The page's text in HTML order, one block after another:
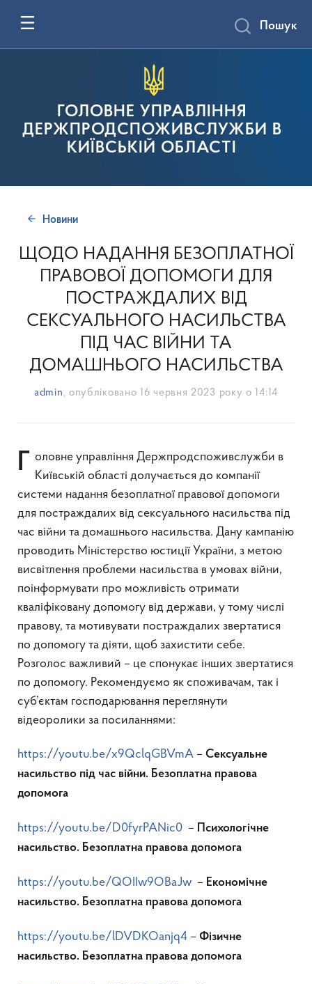
ГОЛОВНЕ УПРАВЛІННЯ
ДЕРЖПРОДСПОЖИВСЛУЖБИ В
КИЇВСЬКІЙ ОБЛАСТІ
Пошук
Новини
ЩОДО НАДАННЯ БЕЗОПЛАТНОЇ
ПРАВОВОЇ ДОПОМОГИ ДЛЯ
ПОСТРАЖДАЛИХ ВІД
СЕКСУАЛЬНОГО НАСИЛЬСТВА
ПІД ЧАС ВІЙНИ ТА
ДОМАШНЬОГО НАСИЛЬСТВА
admin , опубліковано 16 червня 2023 року о 14:14
Головне управління Держпродспоживслужби в
Київській області долучається до компанії
системи надання безоплатної правової допомоги
для постраждалих від сексуального насильства під
час війни та домашнього насильства. Дану кампанію
проводить Міністерство юстиції України, з метою
висвітлення проблеми насильства в умовах війни,
поінформувати про можливість отримати
кваліфіковану допомогу від держави, у тому числі
правову, та мотивувати постраждалих звертатися
по допомогу та діяти, щоб захистити себе.
Розголос важливий – це спонукає інших звертатися
по допомогу. Рекомендуємо як споживачам, так і
суб’єктам господарювання переглянути
відеоролики за посиланнями:
https://youtu.be/x9QclqGBVmA – Сексуальне
насильство під час війни. Безоплатна правова
допомога
https://youtu.be/D0fyrPANic0 – Психологічне
насильство. Безоплатна правова допомога
https://youtu.be/QOIIw9OBaJw – Економічне
насильство. Безоплатна правова допомога
https://youtu.be/lDVDKOanjq4 – Фізичне
насильство. Безоплатна правова допомога